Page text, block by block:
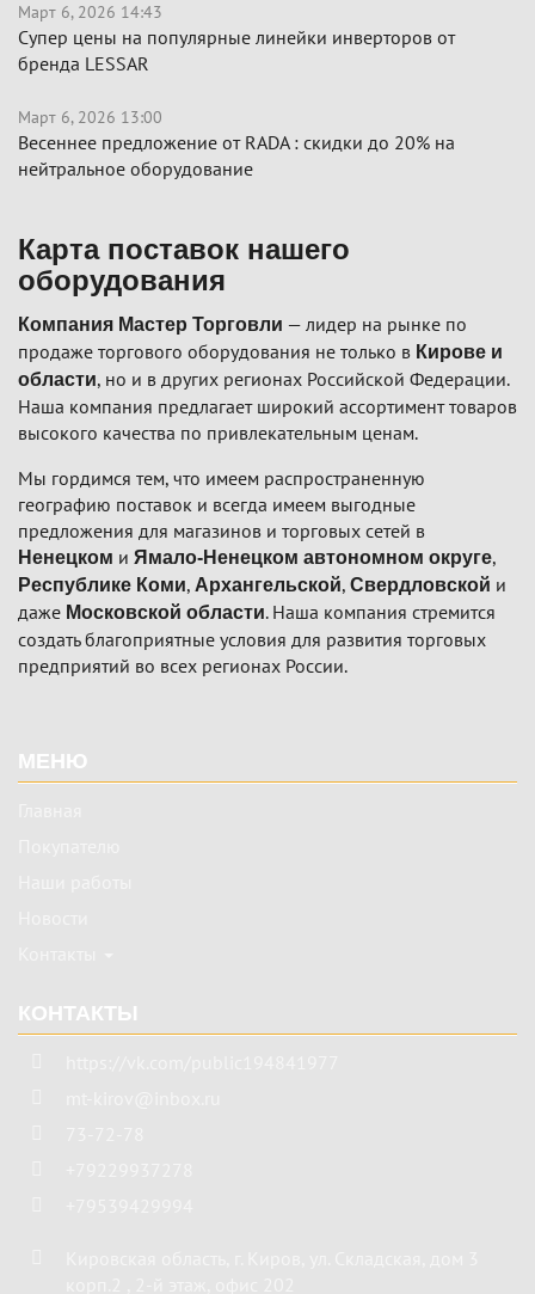
Март 6, 2026 14:43
Супер цены на популярные линейки инверторов от
бренда LESSAR
Март 6, 2026 13:00
Весеннее предложение от RADA : скидки до 20% на
нейтральное оборудование
Карта поставок нашего
оборудования
Компания Мастер Торговли — лидер на рынке по
продаже торгового оборудования не только в Кирове и
области, но и в других регионах Российской Федерации.
Наша компания предлагает широкий ассортимент товаров
высокого качества по привлекательным ценам.
Мы гордимся тем, что имеем распространенную
географию поставок и всегда имеем выгодные
предложения для магазинов и торговых сетей в
Ненецком и Ямало-Ненецком автономном округе,
Республике Коми, Архангельской, Свердловской и
даже Московской области. Наша компания стремится
создать благоприятные условия для развития торговых
предприятий во всех регионах России.
МЕНЮ
КОНТАКТЫ